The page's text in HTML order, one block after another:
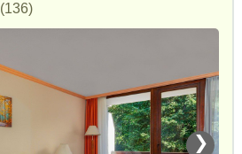
(136)
❯